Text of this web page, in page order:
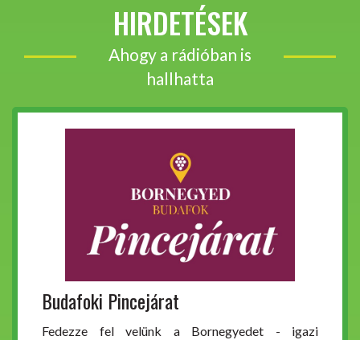
HIRDETÉSEK
Ahogy a rádióban is
hallhatta
Budafoki Pincejárat
Fedezze fel velünk a Bornegyedet - igazi